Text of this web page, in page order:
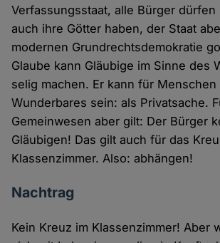
Verfassungsstaat, alle Bürger dürfen
auch ihre Götter haben, der Staat
modernen Grundrechtsdemokratie
Glaube kann Gläubige im Sinne des
selig machen. Er kann für Menschen
Wunderbares sein: als Privatsache.
Gemeinwesen aber gilt: Der Bürger
Gläubigen! Das gilt auch für das
Klassenzimmer. Also: abhängen!
Nachtrag
Kein Kreuz im Klassenzimmer! Aber